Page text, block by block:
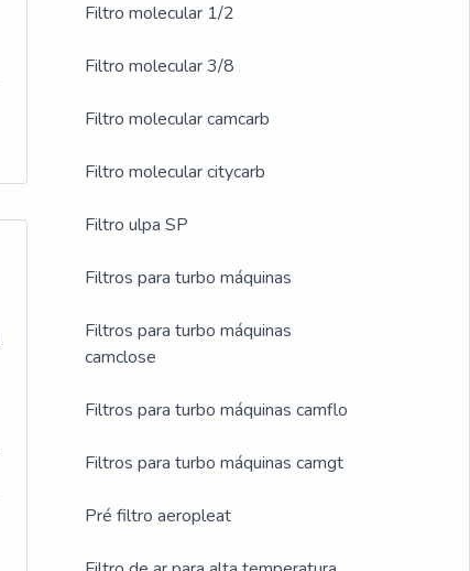
Filtro molecular 1/2
Filtro molecular 3/8
Filtro molecular camcarb
Filtro molecular citycarb
Filtro ulpa SP
Filtros para turbo máquinas
Filtros para turbo máquinas
camclose
Filtros para turbo máquinas camflo
Filtros para turbo máquinas camgt
Pré filtro aeropleat